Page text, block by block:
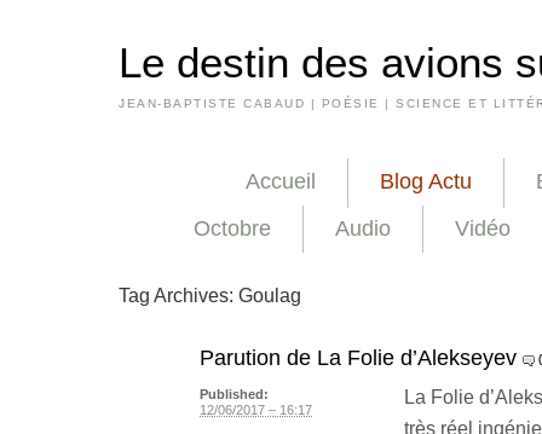
Le destin des avions
JEAN-BAPTISTE CABAUD | POÉSIE | SCIENCE ET
Accueil Blog Actu
Octobre
Audio Vidéo
Tag Archives: Goulag
Parution de La Folie d’Alekseyev
La Folie
très réel
Published:
12/06/2017 – 16:17